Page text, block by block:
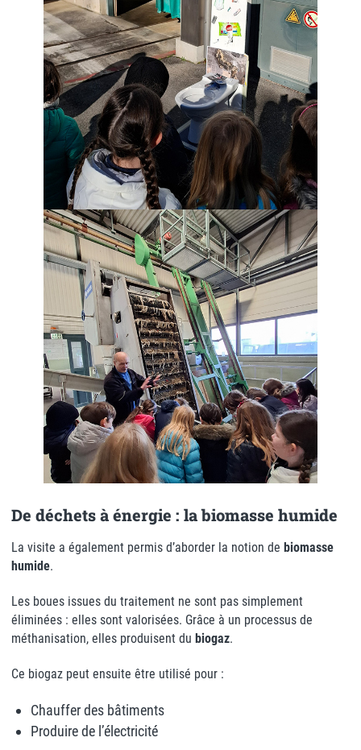
De déchets à énergie : la biomasse humide
La visite a également permis d’aborder la notion de biomasse
humide.
Les boues issues du traitement ne sont pas simplement
éliminées : elles sont valorisées. Grâce à un processus de
méthanisation, elles produisent du biogaz.
Ce biogaz peut ensuite être utilisé pour :
Chauffer des bâtiments
Produire de l’électricité